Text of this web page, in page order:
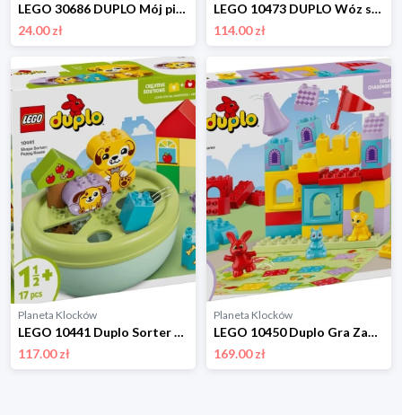
LEGO 30686 DUPLO Mój pierwszy kwiatek i pszczoła Lego
24.00 zł
LEGO 10473 DUPLO Wóz strażacki z wężem i strażakiem Lego
114.00 zł
Planeta Klocków
LEGO 10441 Duplo Sorter kształtów: dom szczeniaczków Lego
117.00 zł
Planeta Klocków
LEGO 10450 Duplo Gra Zamek Hopsy Lego
169.00 zł